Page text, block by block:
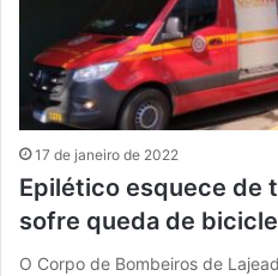
17 de janeiro de 2022
Epilético esquece de
sofre queda de
O Corpo de Bombeiros de